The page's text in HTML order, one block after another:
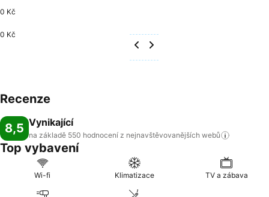
0 Kč
0 Kč
Recenze
8,5 Vynikající
na základě 550 hodnocení z nejnavštěvovanějších webů
Top vybavení
Wi-fi Klimatizace TV a zábava